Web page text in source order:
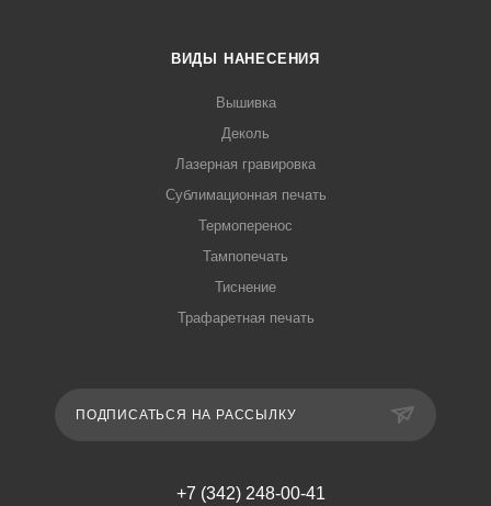
ВИДЫ НАНЕСЕНИЯ
Вышивка
Деколь
Лазерная гравировка
Сублимационная печать
Термоперенос
Тампопечать
Тиснение
Трафаретная печать
ПОДПИСАТЬСЯ НА РАССЫЛКУ
+7 (342) 248-00-41